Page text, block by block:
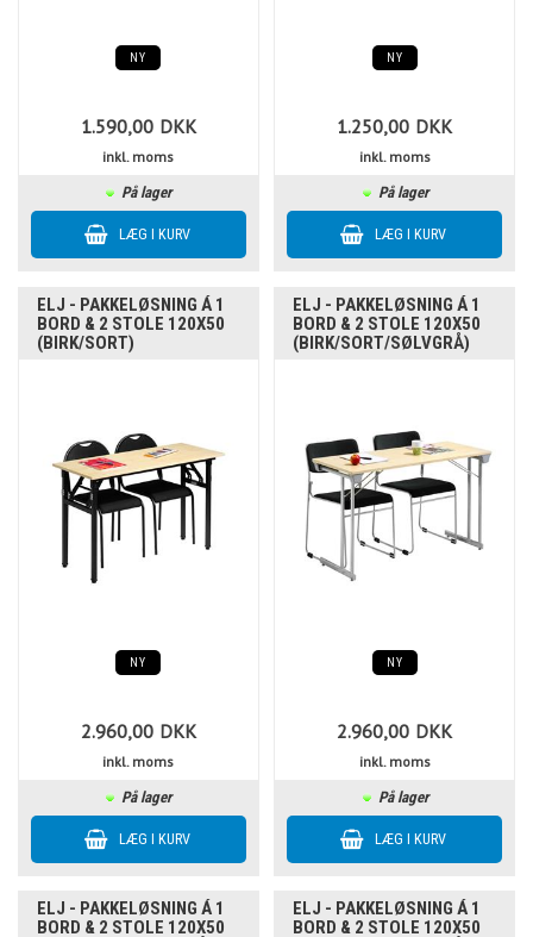
NY
1.590,00 DKK
inkl. moms
På lager
NY
1.250,00 DKK
inkl. moms
På lager
ELJ - PAKKELØSNING Á 1
BORD & 2 STOLE 120X50
(BIRK/SORT)
NY
2.960,00 DKK
inkl. moms
På lager
ELJ - PAKKELØSNING Á 1
BORD & 2 STOLE 120X50
(BIRK/SORT/SØLVGRÅ)
NY
2.960,00 DKK
inkl. moms
På lager
ELJ - PAKKELØSNING Á 1
BORD & 2 STOLE 120X50
ELJ - PAKKELØSNING Á 1
BORD & 2 STOLE 120X50